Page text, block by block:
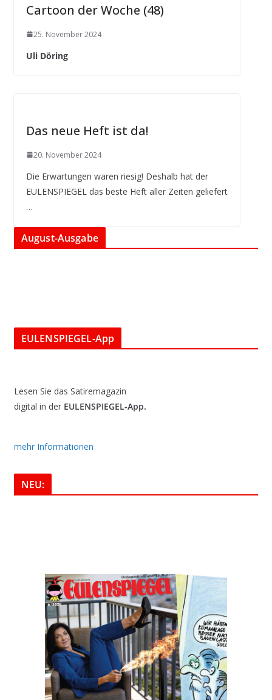
Cartoon der Woche (48)
25. November 2024
Uli Döring
Das neue Heft ist da!
20. November 2024
Die Erwartungen waren riesig! Deshalb hat der
EULENSPIEGEL das beste Heft aller Zeiten geliefert
…
August-Ausgabe
EULENSPIEGEL-App
Lesen Sie das Satiremagazin
digital in der EULENSPIEGEL-App.
mehr Informationen
NEU: